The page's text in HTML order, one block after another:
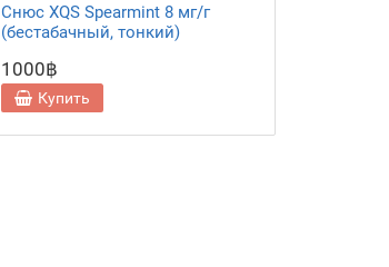
Снюс XQS Spearmint 8 мг/г
(бестабачный, тонкий)
1000฿
Купить